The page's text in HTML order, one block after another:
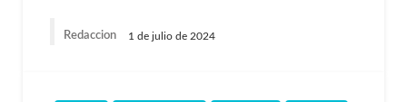
Redaccion 1 de julio de 2024